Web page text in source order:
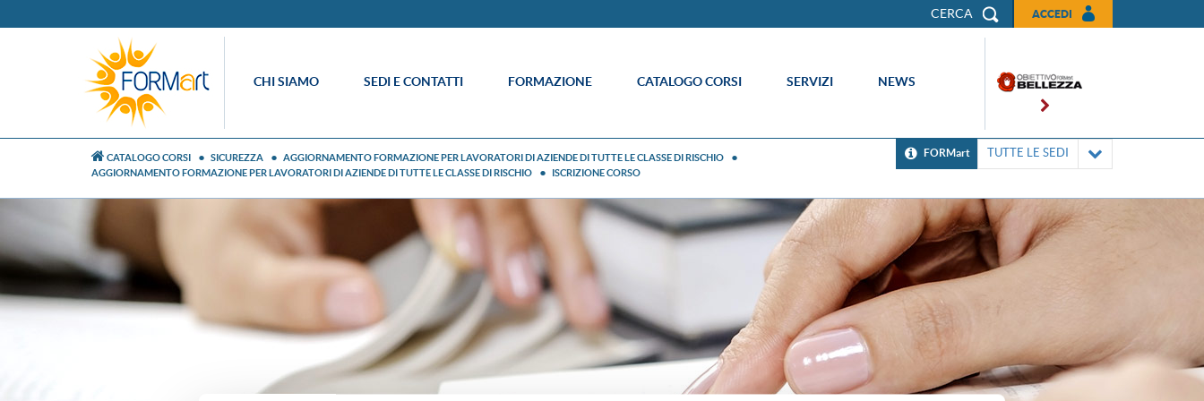
ACCEDI
CERCA
CHI SIAMO SEDI E CONTATTI FORMAZIONE CATALOGO CORSI SERVIZI NEWS
FORMart TUTTE LE SEDI
CATALOGO CORSI SICUREZZA
AGGIORNAMENTO FORMAZIONE PER LAVORATORI DI AZIENDE DI TUTTE LE CLASSE DI RISCHIO
AGGIORNAMENTO FORMAZIONE PER LAVORATORI DI AZIENDE DI TUTTE LE CLASSE DI RISCHIO
ISCRIZIONE CORSO